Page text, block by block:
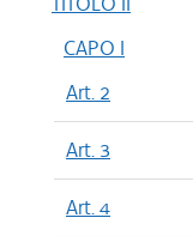
CAPO I
Art. 2
Art. 3
Art. 4